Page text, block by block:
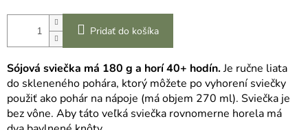
Pridať do košíka
Sójová sviečka má 180 g a horí 40+ hodín.Je ručne liata
do skleneného pohára, ktorý môžete po vyhorení sviečky
použiť ako pohár na nápoje (má objem 270 ml). Sviečka je
bez vône. Aby táto veľká sviečka rovnomerne horela má